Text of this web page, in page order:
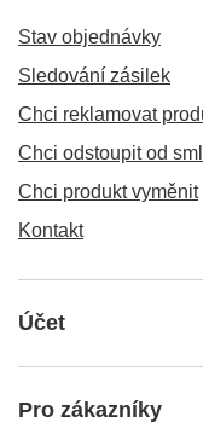
Stav objednávky
Sledování zásilek
Chci reklamovat
Chci odstoupit od
Chci produkt vyměnit
Kontakt
Účet
Pro zákazníky